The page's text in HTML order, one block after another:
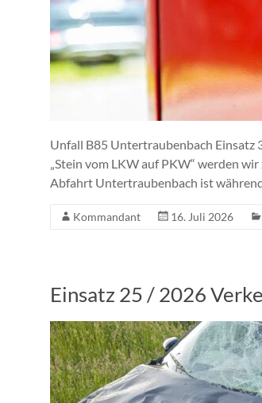
Unfall B85 Untertraubenbach Einsatz
„Stein vom LKW auf PKW“ werden
Abfahrt Untertraubenbach ist
Kommandant 16. Juli 2026
Einsatz 25 / 2026